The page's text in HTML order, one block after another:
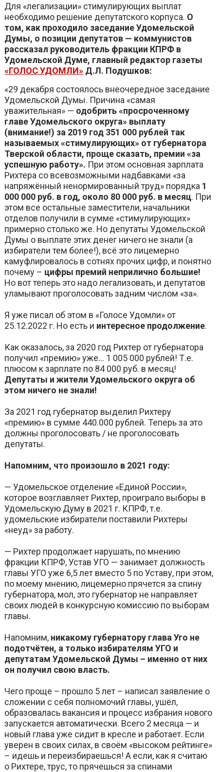
Для «легализации» стимулирующих выплат
необходимо решение депутатского корпуса. О
том, как проходило заседание Удомельской
Думы, о позиции депутатов — коммунистов
рассказал руководитель фракции КПРФ в
Удомельской Думе, главный редактор газеты
«ГОЛОС УДОМЛИ» Д.Л. Подушков:
«29 декабря состоялось внеочередное заседание
Удомельской Думы. Причина «самая
уважительная» — одобрить «просроченному
главе Удомельского округа» выплату
(внимание!) за 2019 год 351 000 рублей так
называемых «стимулирующих» от губернатора
Тверской области, проще сказать, премии «за
успешную работу». При этом основная зарплата
Рихтера со всевозможными надбавками «за
напряжённый ненормированный труд» порядка 1
000 000 руб. в год, около 80 000 руб. в месяц. При
этом все остальные заместители, начальники
отделов получили в сумме «стимулирующих»
примерно столько же. Но депутаты Удомельской
Думы о выплате этих денег ничего не знали (а
избиратели тем более!), всё это лицемерно
камуфлировалось в сотнях прочих цифр, и понятно
почему – цифры премий неприлично большие!
Но вот теперь это надо легализовать, и депутатов
уламывают проголосовать задним числом «за».
Я уже писал об этом в «Голосе Удомли» от
25.12.2022 г. Но есть и интересное продолжение.
Как оказалось, за 2020 год Рихтер от губернатора
получил «премию» уже… 1 005 000 рублей! Т.е.
плюсом к зарплате по 84 000 руб. в месяц!
Депутаты и жители Удомельского округа об
этом ничего не знали!
За 2021 год губернатор выделил Рихтеру
«премию» в сумме 440.000 рублей. Теперь за это
должны проголосовать / не проголосовать
депутаты.
Напомним, что произошло в 2021 году:
— Удомельское отделение «Единой России»,
которое возглавляет Рихтер, проиграло выборы в
Удомельскую Думу в 2021 г. КПРФ, т.е.
удомельские избиратели поставили Рихтеры
«неуд» за работу.
— Рихтер продолжает нарушать, по мнению
фракции КПРФ, Устав УГО — занимает должность
главы УГО уже 6,5 лет вместо 5 по Уставу, при этом,
по моему мнению, лицемерно прячется за спину
губернатора, мол, это губернатор не направляет
своих людей в конкурсную комиссию по выборам
главы.
Напомним, никакому губернатору глава Уго не
подотчётен, а только избирателям УГО и
депутатам Удомельской Думы – именно от них
он получил свою власть.
Чего проще – прошло 5 лет – написал заявление о
сложении с себя полномочий главы, ушёл,
образовалась вакансия и процесс избрания нового
запускается автоматически. Всего 2 месяца — и
новый глава уже сидит в кресле и работает. Если
уверен в своих силах, в своём «высоком рейтинге»
– идешь и переизбираешься! А если, как я считаю
о Рихтере, трус, то прячешься за спинами